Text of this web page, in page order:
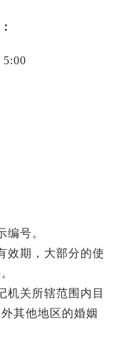
5:00
编号。
效期，大部分的使
机关所辖范围内目
其他地区的婚姻